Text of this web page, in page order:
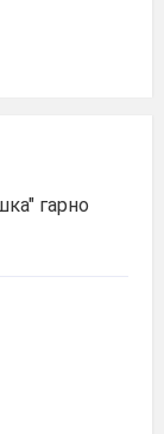
гарно